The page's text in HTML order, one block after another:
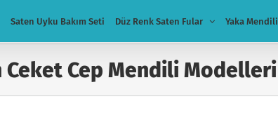
Saten Uyku Bakım Seti Düz Renk Saten Fular Yaka Mendili
Ceket Cep Mendili Modelleri